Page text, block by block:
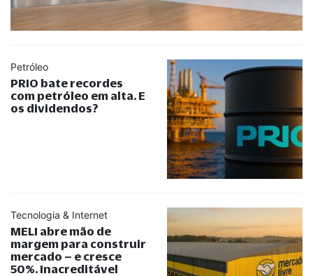
Petróleo
PRIO bate recordes
com petróleo em alta. E
os dividendos?
Tecnologia & Internet
MELI abre mão de
margem para construir
mercado – e cresce
50%. Inacreditável